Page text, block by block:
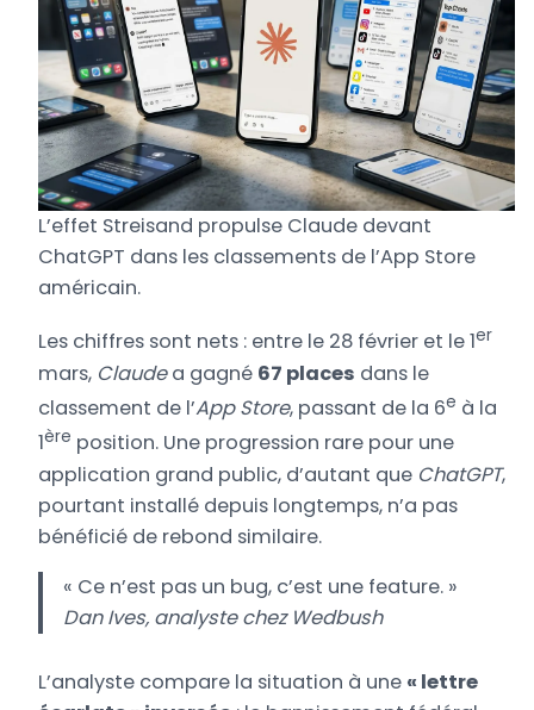
L’effet Streisand propulse Claude devant
ChatGPT dans les classements de l’App Store
américain.
Les chiffres sont nets : entre le 28 février et le 1er
mars, Claudea gagné 67 places dans le
classement de l’App Store, passant de la 6e à la
1ère position. Une progression rare pour une
application grand public, d’autant que ChatGPT,
pourtant installé depuis longtemps, n’a pas
bénéficié de rebond similaire.
« Ce n’est pas un bug, c’est une feature. »
Dan Ives, analyste chez Wedbush
L’analyste compare la situation à une « lettre